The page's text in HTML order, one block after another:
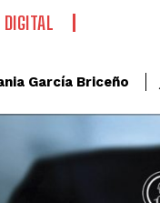
García Briceño